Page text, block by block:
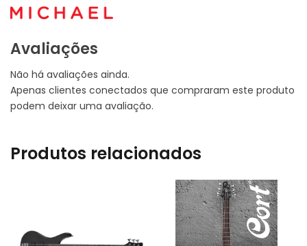
Avaliações
Não há avaliações ainda.
Apenas clientes conectados que compraram este produto
podem deixar uma avaliação.
Produtos relacionados